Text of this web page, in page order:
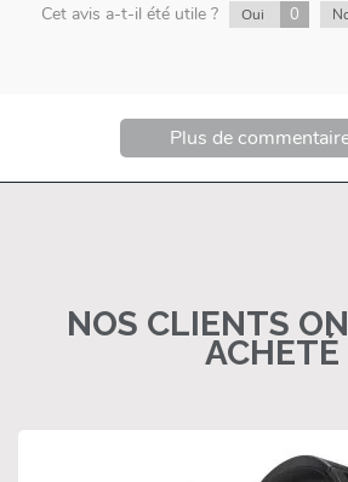
Cet avis a-t-il été utile ? Oui 0
Plus de
NOS CLIENTS
ACHETÉ